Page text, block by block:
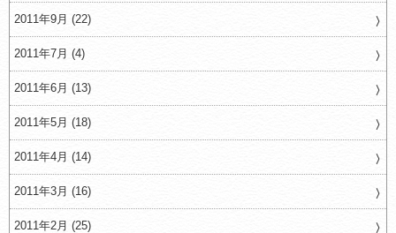
2011年9月 (22)
2011年7月 (4)
2011年6月 (13)
2011年5月 (18)
2011年4月 (14)
2011年3月 (16)
2011年2月 (25)